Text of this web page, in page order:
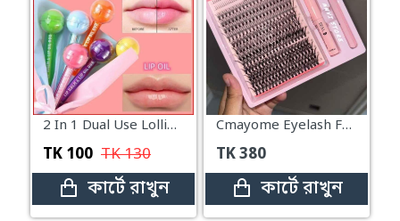
2 In 1 Dual Use Lollipop Lip Balm
TK 100 TK130
কার্টে রাখুন
Cmayome Eyelash False Extensions Kit
TK380
কার্টে রাখুন